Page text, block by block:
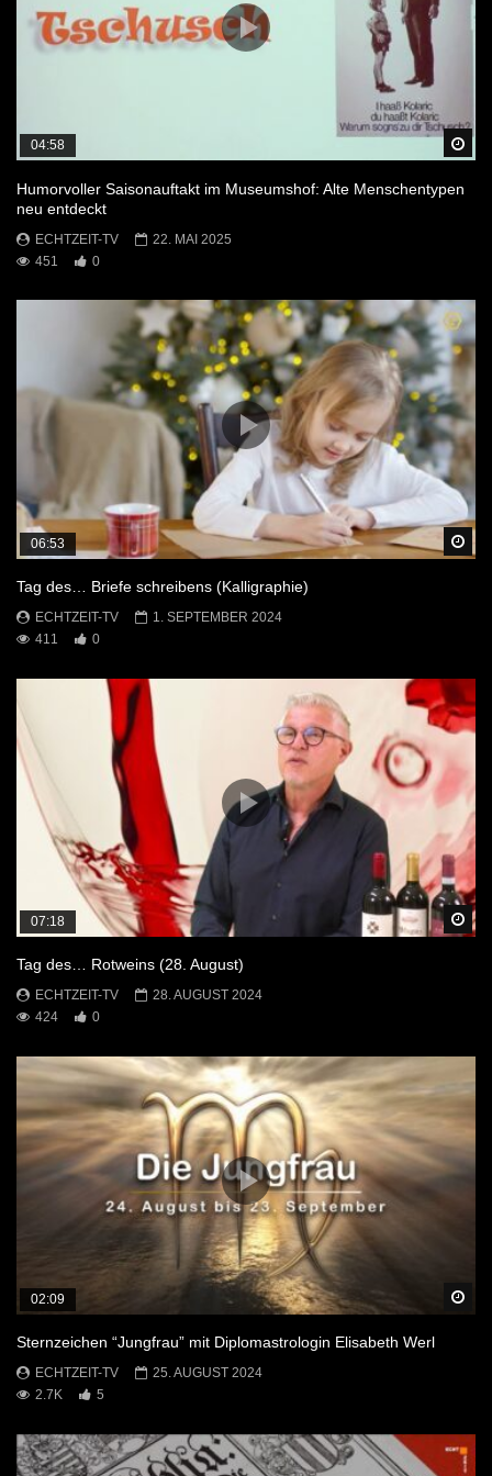
04:58
Humorvoller Saisonauftakt im Museumshof: Alte Menschentypen
neu entdeckt
ECHTZEIT-TV
22. MAI 2025
451
0
06:53
Tag des… Briefe schreibens (Kalligraphie)
ECHTZEIT-TV
1. SEPTEMBER 2024
411
0
07:18
Tag des… Rotweins (28. August)
ECHTZEIT-TV
28. AUGUST 2024
424
0
02:09
Sternzeichen “Jungfrau” mit Diplomastrologin Elisabeth Werl
ECHTZEIT-TV
25. AUGUST 2024
2.7K
5